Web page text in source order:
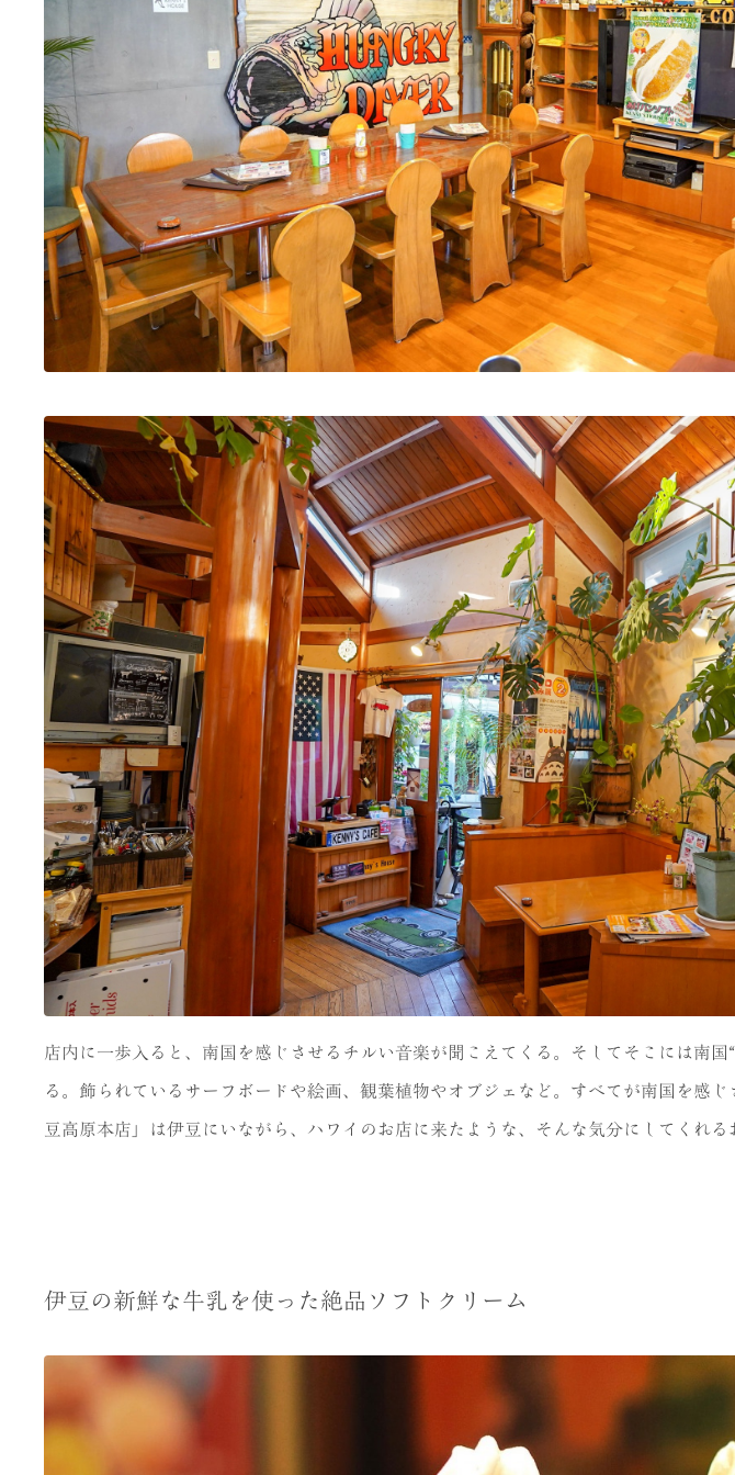
店内に一歩入ると、南国を感じさせるチルい音楽が聞こえてくる。そしてそこには南
る。飾られているサーフボードや絵画、観葉植物やオブジェなど。すべてが南国を感
豆高原本店」は伊豆にいながら、ハワイのお店に来たような、そんな気分にしてくれる
伊豆の新鮮な牛乳を使った絶品ソフトクリーム